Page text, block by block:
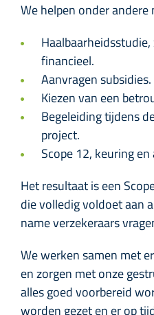
We helpen onder andere
financieel.
Aanvragen subsidies.
Kiezen van een
Begeleiding tijdens
project.
Scope 12, keuring
Het resultaat is een
die volledig voldoet aan
name verzekeraars
We werken samen met
en zorgen met onze
alles goed voorbereid
worden gezet en er op